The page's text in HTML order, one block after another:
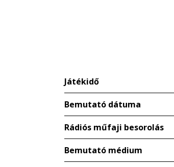
Játékidő
Bemutató dátuma
Rádiós műfaji besorolás
Bemutató médium